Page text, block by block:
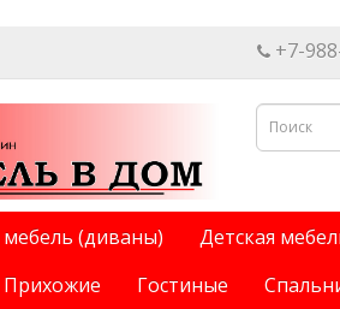
+7-
мебель (диваны) Детская
Прихожие Гостиные